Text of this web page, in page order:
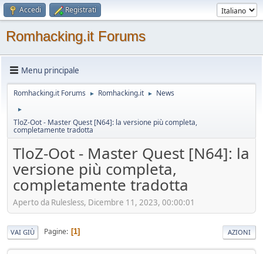
Accedi Registrati
Romhacking.it Forums
Menu principale
Romhacking.it Forums ► Romhacking.it ► News
►
TloZ-Oot - Master Quest [N64]: la versione più completa,
completamente tradotta
TloZ-Oot - Master Quest [N64]: la
versione più completa,
completamente tradotta
Aperto da Rulesless, Dicembre 11, 2023, 00:00:01
VAI GIÙ Pagine 1 AZIONI